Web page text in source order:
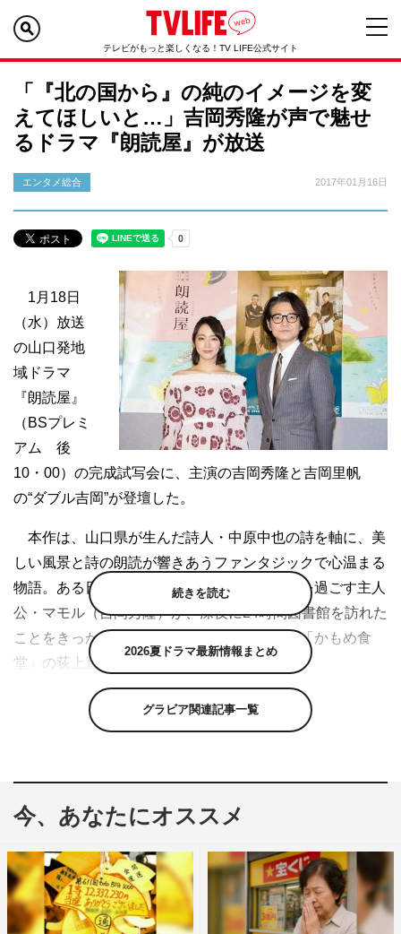
テレビがもっと楽しくなる！TV LIFE公式サイト
「『北の国から』の純のイメージを変
えてほしいと…」吉岡秀隆が声で魅せ
るドラマ『朗読屋』が放送
エンタメ総合 2017年01月16日
1月18日
（水）放送
の山口発地
域ドラマ
『朗読屋』
（BSプレミ
アム 後
10・00）の完成試写会に、主演の吉岡秀隆と吉岡里帆
の“ダブル吉岡”が登壇した。
本作は、山口県が生んだ詩人・中原中也の詩を軸に、美
しい風景と詩の朗読が響きあうファンタジックで心温まる
物語。ある日突然、妻に去られ眠れない日々を過ごす主人
公・マモル（吉岡秀隆）が、深夜に24時間図書館を訪れた
ことをきっかけに物語が動き始める。脚本は「かもめ食
堂」の荻上直子。
完成した作品に吉岡秀隆は、「荻上さんの書く1つひと
つのせりふと、何とも言えない優しい空間の中で、（中
という吉岡里帆も、「物語が進むにつれて心がほぐれてい
くのが分かります。荻上さんの描かれる世界が少しファン
タジーと言いますか、夢物語のような別の空間に誘われて
いく、その作り方がすごく魅力的で美しいです」と脚本の
魅力を伝えた。
続きを読む
2026夏ドラマ最新情報まとめ
グラビア関連記事一覧
今、あなたにオススメ